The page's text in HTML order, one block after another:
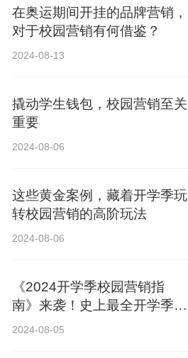
在奥运期间开挂的品牌营销，
对于校园营销有何借鉴？
2024-08-13
撬动学生钱包，校园营销至关
重要
2024-08-06
这些黄金案例，藏着开学季玩
转校园营销的高阶玩法
2024-08-06
《2024开学季校园营销指
南》来袭！史上最全开学季营
销攻略！
2024-08-05